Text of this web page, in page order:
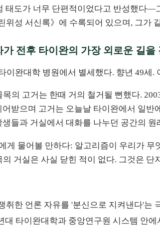
태도가 너무 단편적이었다고 반성했다
위성 서신록》에 수록되어 있으며, 그가
가 전후 타이완의 가장 외로운 길
이완대학 병원에서 별세했다. 향년 49
의 고거는 한때 거의 철거될 뻔했다.
받으며 고거는 오늘날 타이완에서 일
들과 거실에서 대화를 나누던 공간의 원
게 물어볼 만하다: 알고리즘이 우리가
거실은 사실 닫힌 적이 없다. 그것은
한 언론 자유를 '분신으로 지켜낸다'는
타이완대학과 중앙연구원 시스템 안